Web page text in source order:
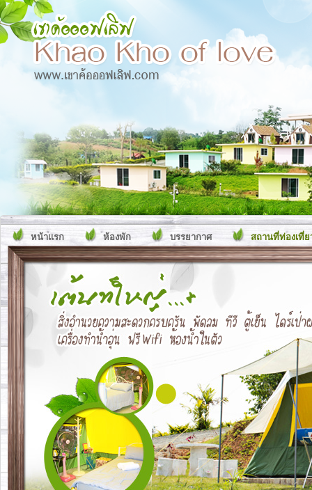
หน้าแรก ห้องพัก บรรยากาศ สถานที่ท่องเที่ย